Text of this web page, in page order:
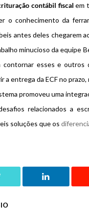
contábil fiscal em
o conhecimento da
antes deles chegarem
minucioso da equipe
contornar esses e
a entrega da ECF no
promoveu uma
relacionados a
soluções que os